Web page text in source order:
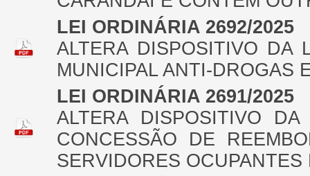
LEI ORDINÁRIA 2692/2025
ALTERA DISPOSITIVO DA
MUNICIPAL ANTI-DROGAS
LEI ORDINÁRIA 2691/2025
ALTERA DISPOSITIVO
CONCESSÃO DE
SERVIDORES